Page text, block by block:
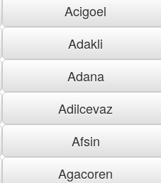
Acigoel
Adakli
Adana
Adilcevaz
Afsin
Agacoren